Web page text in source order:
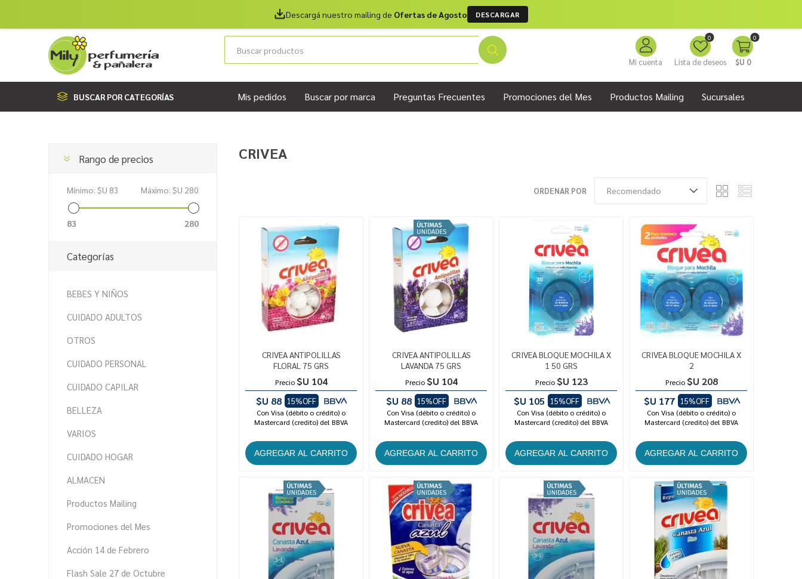
Descargá nuestro mailing de Ofertas de Agosto DESCARGAR
Mi cuenta Lista de deseos
0 0
$U 0
BUSCAR POR CATEGORÍAS Mis pedidos Buscar por marca Preguntas Frecuentes Promociones del Mes Productos Mailing Sucursales
CRIVEA
ORDENAR POR
CRIVEA ANTIPOLILLAS
FLORAL 75 GRS
Precio $U 104
$U 88 15%OFF
Con Visa (débito o crédito) o
Mastercard (credito) del BBVA
CRIVEA ANTIPOLILLAS
LAVANDA 75 GRS
Precio $U 104
$U 88 15%OFF
Con Visa (débito o crédito) o
Mastercard (credito) del BBVA
CRIVEA BLOQUE MOCHILA X
1 50 GRS
Precio $U 123
$U 105
15%OFF
Con Visa (débito o crédito) o
Mastercard (credito) del BBVA
CRIVEA BLOQUE MOCHILA X
2
Precio $U 208
$U 177
15%OFF
Con Visa (débito o crédito) o
Mastercard (credito) del BBVA
Rango de precios
Mínimo: $U 83 Máximo: $U 280
83 280
Categorías
BEBES Y NIÑOS
CUIDADO ADULTOS
OTROS
CUIDADO PERSONAL
CUIDADO CAPILAR
BELLEZA
VARIOS
CUIDADO HOGAR
ALMACEN
Productos Mailing
Promociones del Mes
Acción 14 de Febrero
Flash Sale 27 de Octubre